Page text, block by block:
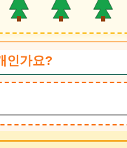
인가요?